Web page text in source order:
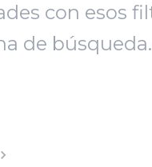
con esos
de búsqueda.